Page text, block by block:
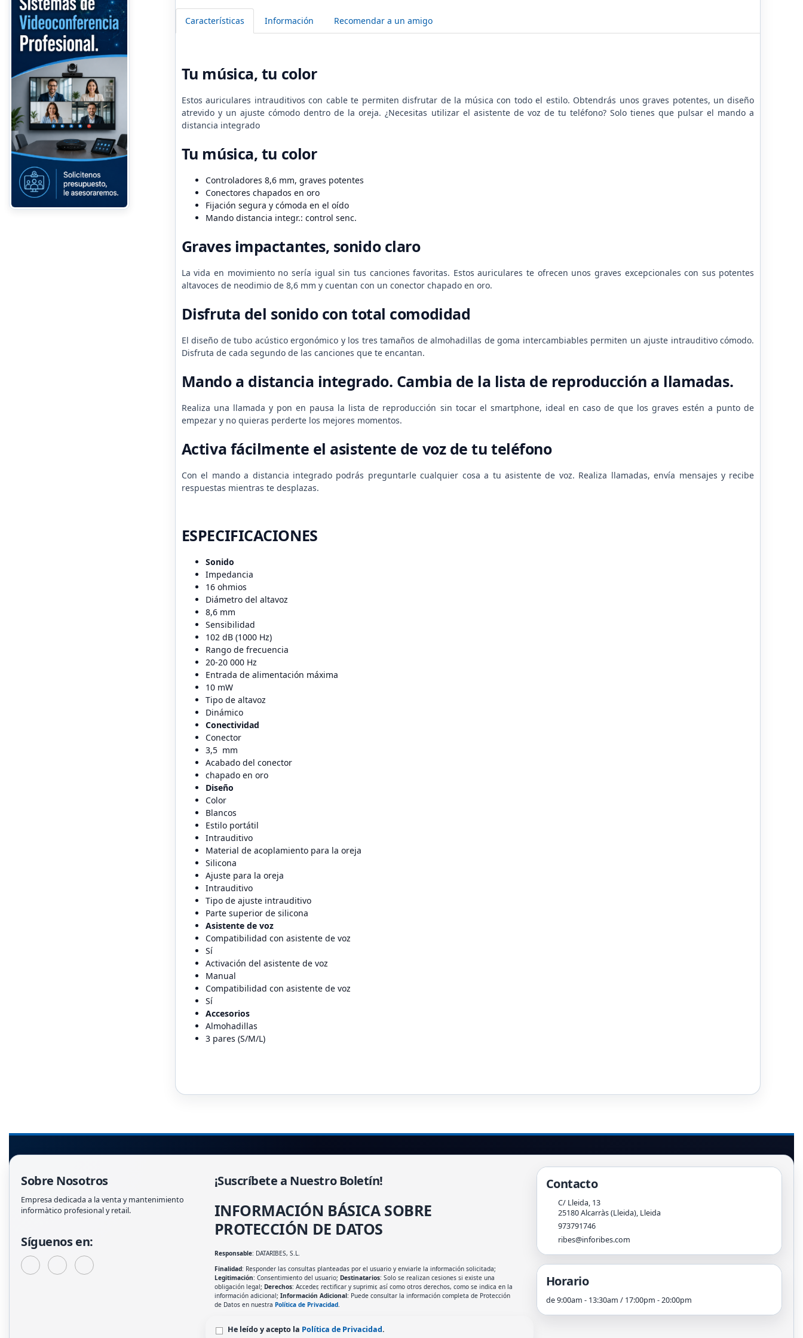
Características Información Recomendar a un amigo
Tu música, tu color
Estos auriculares intrauditivos con cable te permiten disfrutar de la música con todo el estilo. Obtendrás unos graves potentes, un diseño
atrevido y un ajuste cómodo dentro de la oreja. ¿Necesitas utilizar el asistente de voz de tu teléfono? Solo tienes que pulsar el mando a
distancia integrado
Tu música, tu color
Controladores 8,6 mm, graves potentes
Conectores chapados en oro
Fijación segura y cómoda en el oído
Mando distancia integr.: control senc.
Graves impactantes, sonido claro
La vida en movimiento no sería igual sin tus canciones favoritas. Estos auriculares te ofrecen unos graves excepcionales con sus potentes
altavoces de neodimio de 8,6 mm y cuentan con un conector chapado en oro.
Disfruta del sonido con total comodidad
El diseño de tubo acústico ergonómico y los tres tamaños de almohadillas de goma intercambiables permiten un ajuste intrauditivo cómodo.
Disfruta de cada segundo de las canciones que te encantan.
Mando a distancia integrado. Cambia de la lista de reproducción a llamadas.
Realiza una llamada y pon en pausa la lista de reproducción sin tocar el smartphone, ideal en caso de que los graves estén a punto de
empezar y no quieras perderte los mejores momentos.
Activa fácilmente el asistente de voz de tu teléfono
Con el mando a distancia integrado podrás preguntarle cualquier cosa a tu asistente de voz. Realiza llamadas, envía mensajes y recibe
respuestas mientras te desplazas.
ESPECIFICACIONES
Sonido
Impedancia
16 ohmios
Diámetro del altavoz
8,6 mm
Sensibilidad
102 dB (1000 Hz)
Rango de frecuencia
20-20 000 Hz
Entrada de alimentación máxima
10 mW
Tipo de altavoz
Dinámico
Conectividad
Conector
3,5 mm
Acabado del conector
chapado en oro
Diseño
Color
Blancos
Estilo portátil
Intrauditivo
Material de acoplamiento para la oreja
Silicona
Ajuste para la oreja
Intrauditivo
Tipo de ajuste intrauditivo
Parte superior de silicona
Asistente de voz
Compatibilidad con asistente de voz
Sí
Activación del asistente de voz
Manual
Compatibilidad con asistente de voz
Sí
Accesorios
Almohadillas
3 pares (S/M/L)
Sobre Nosotros
Empresa dedicada a la venta y mantenimiento
informàtico profesional y retail.
Síguenos en:
¡Suscríbete a Nuestro Boletín!
INFORMACIÓN BÁSICA SOBRE
PROTECCIÓN DE DATOS
Responsable: DATARIBES, S.L.
Finalidad: Responder las consultas planteadas por el usuario y enviarle la información solicitada;
Legitimación: Consentimiento del usuario; Destinatarios: Solo se realizan cesiones si existe una
obligación legal; Derechos: Acceder, rectificar y suprimir, así como otros derechos, como se indica en la
información adicional; Información Adicional: Puede consultar la información completa de Protección
de Datos en nuestra Política de Privacidad.
He leído y acepto la Política de Privacidad.
Contacto
C/ Lleida, 13
25180Alcarràs (Lleida), Lleida
973791746
ribes@inforibes.com
Horario
de 9:00am - 13:30am / 17:00pm - 20:00pm